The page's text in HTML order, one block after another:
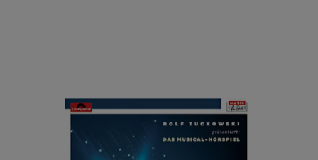
vorgesehen, sondern den Titel passend zu